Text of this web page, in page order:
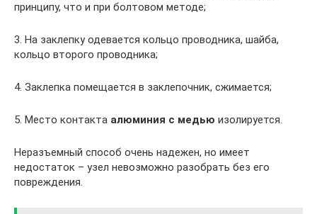
принципу, что и при болтовом методе;
3. На заклепку одевается кольцо проводника, шайба,
кольцо второго проводника;
4. Заклепка помещается в заклепочник, сжимается;
5. Место контакта алюминия с медью изолируется.
Неразъемный способ очень надежен, но имеет
недостаток – узел невозможно разобрать без его
повреждения.